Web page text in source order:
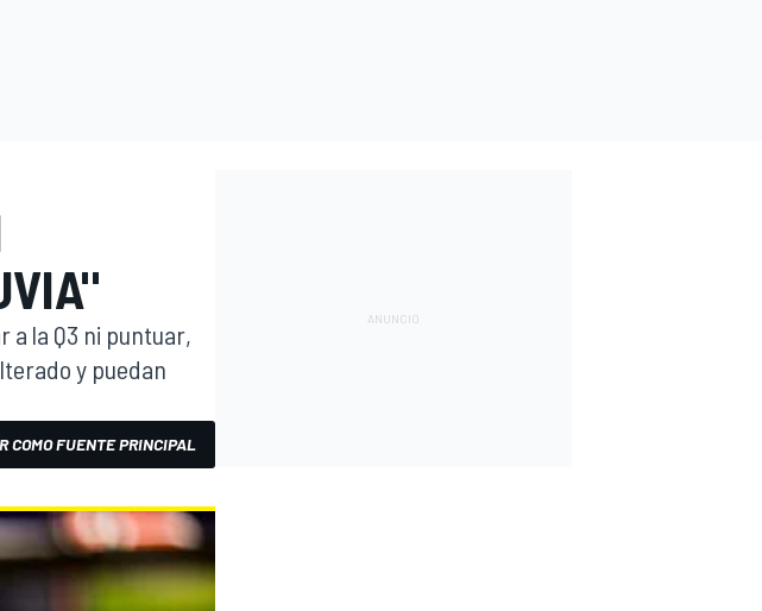
a la Q3 ni puntuar,
y puedan
COMO FUENTE PRINCIPAL